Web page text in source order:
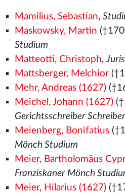
Mamilius, Sebastian,
Maskowsky, Martin
Studium
Matteotti, Christoph,
Mattsberger, Melchior
Mehr, Andreas (1627)
Meichel, Johann (1627)
Gerichtsschreiber Schreiber
Meienberg, Bonifatius
Mönch Studium
Meier, Bartholomäus
Franziskaner Mönch
Meier, Hilarius (1627)